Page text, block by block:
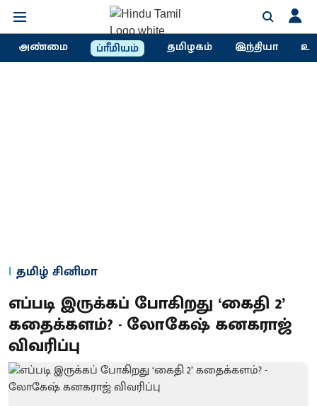
அண்மை ப்ரீமியம் தமிழகம் இந்தியா
தமிழ் சினிமா
எப்படி இருக்கப் போகிறது ‘கைதி 2’
கதைக்களம்? - லோகேஷ் கனகராஜ்
விவரிப்பு